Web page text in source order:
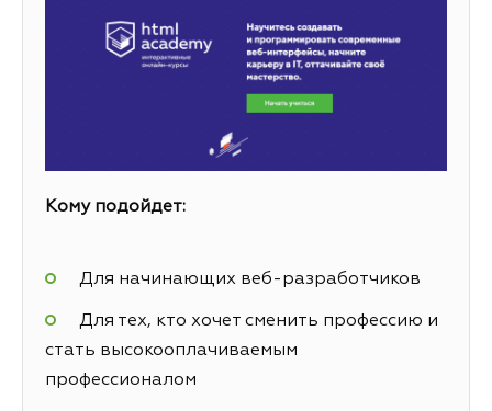
Кому подойдет:
Для начинающих веб-разработчиков
Для тех, кто хочет сменить профессию и
стать высокооплачиваемым
профессионалом